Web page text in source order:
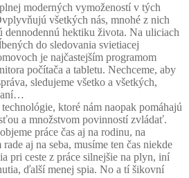
moderných vymožeností v tých
všetkých nás, mnohé z nich
dennodennú hektiku života. Na uliciach
do sledovania svietiacej
je najčastejším programom
počítača a tabletu. Nechceme, aby
sledujeme všetko a všetkých,
ktoré nám naopak pomáhajú
a množstvom povinností zvládať.
práce čas aj na rodinu, na
aj na seba, musíme ten čas niekde
pri ceste z práce silnejšie na plyn, iní
ďalší menej spia. No a tí šikovní